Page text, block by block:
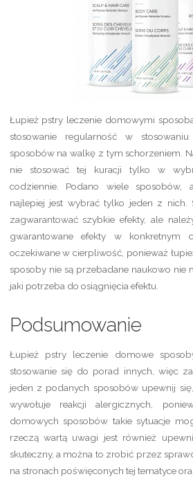
Łupież pstry leczenie domowymi
stosowanie regularność w
sposobów na walkę z tym schorzeniem.
nie stosować tej kuracji tylko w
codziennie. Podano wiele sposobów,
najlepiej jest wybrać tylko jeden z nich.
zagwarantować szybkie efekty, ale
gwarantowane efekty w konkretnym
oczekiwane w cierpliwość, ponieważ
sposoby nie są przebadane naukowo nie
jaki potrzeba do osiągnięcia efektu.
Podsumowanie
Łupież pstry leczenie domowe
stosowanie się do porad innych, więc
jeden z podanych sposobów upewnij
wywołuje reakcji alergicznych,
domowych sposobów takie sytuacje
rzeczą wartą uwagi jest również
skuteczny, a można to zrobić przez
na stronach poświęconych tej tematyce